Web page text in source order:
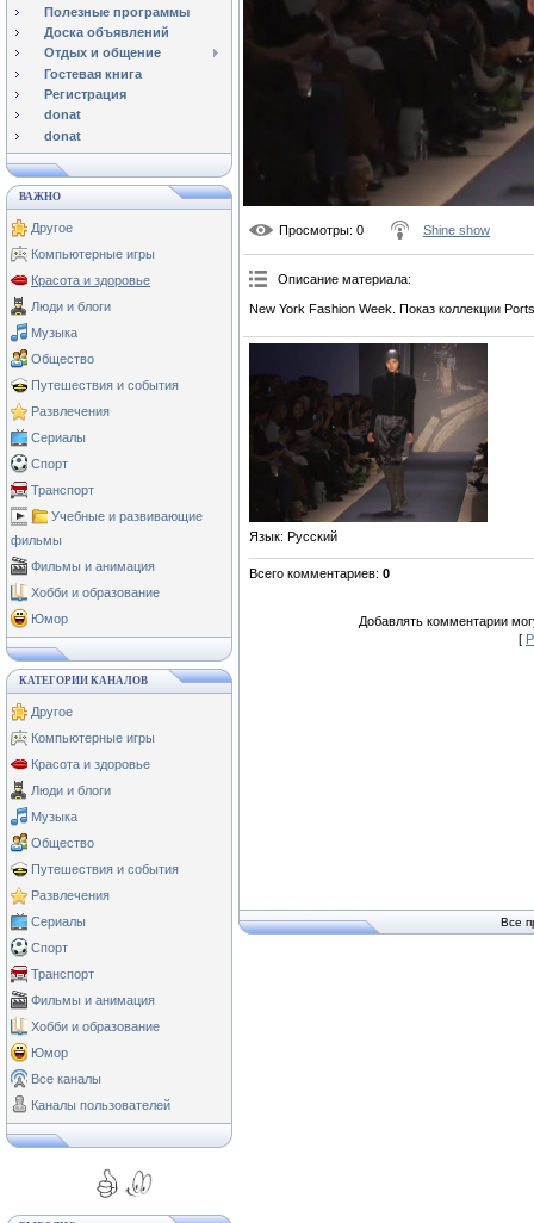
Полезные программы
Доска объявлений
Отдых и общение
Гостевая книга
Регистрация
donat
donat
ВАЖНО
Другое
Компьютерные игры
Красота и здоровье
Люди и блоги
Музыка
Общество
Путешествия и события
Развлечения
Сериалы
Спорт
Транспорт
Учебные и развивающие
фильмы
Фильмы и анимация
Хобби и образование
Юмор
КАТЕГОРИИ КАНАЛОВ
Другое
Компьютерные игры
Красота и здоровье
Люди и блоги
Музыка
Общество
Путешествия и события
Развлечения
Сериалы
Спорт
Транспорт
Фильмы и анимация
Хобби и образование
Юмор
Все каналы
Каналы пользователей
Просмотры: 0 Shine show
Описание материала:
New York Fashion Week. Показ коллекции
Язык: Русский
Всего комментариев: 0
Добавлять комментарии
[
Все